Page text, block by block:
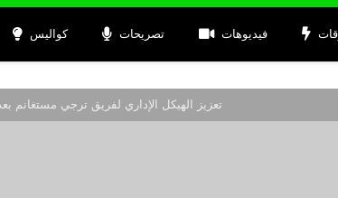
كواليس تصريحات فيديوهات
تعزيز الهيكل الإداري لفريق ترجي مستغانم